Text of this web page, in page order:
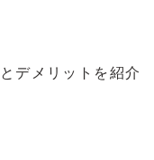
デメリットを紹介